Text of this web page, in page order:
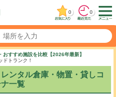
0 0
すすめ施設を比較【2026年最新】
ドトランク！
ンタル倉庫・物置・貸しコ
一覧